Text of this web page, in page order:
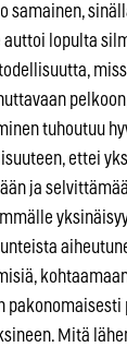
samainen,
lopulta
tuhoutuu
ettei
ja
pakonomaisesti
Mitä